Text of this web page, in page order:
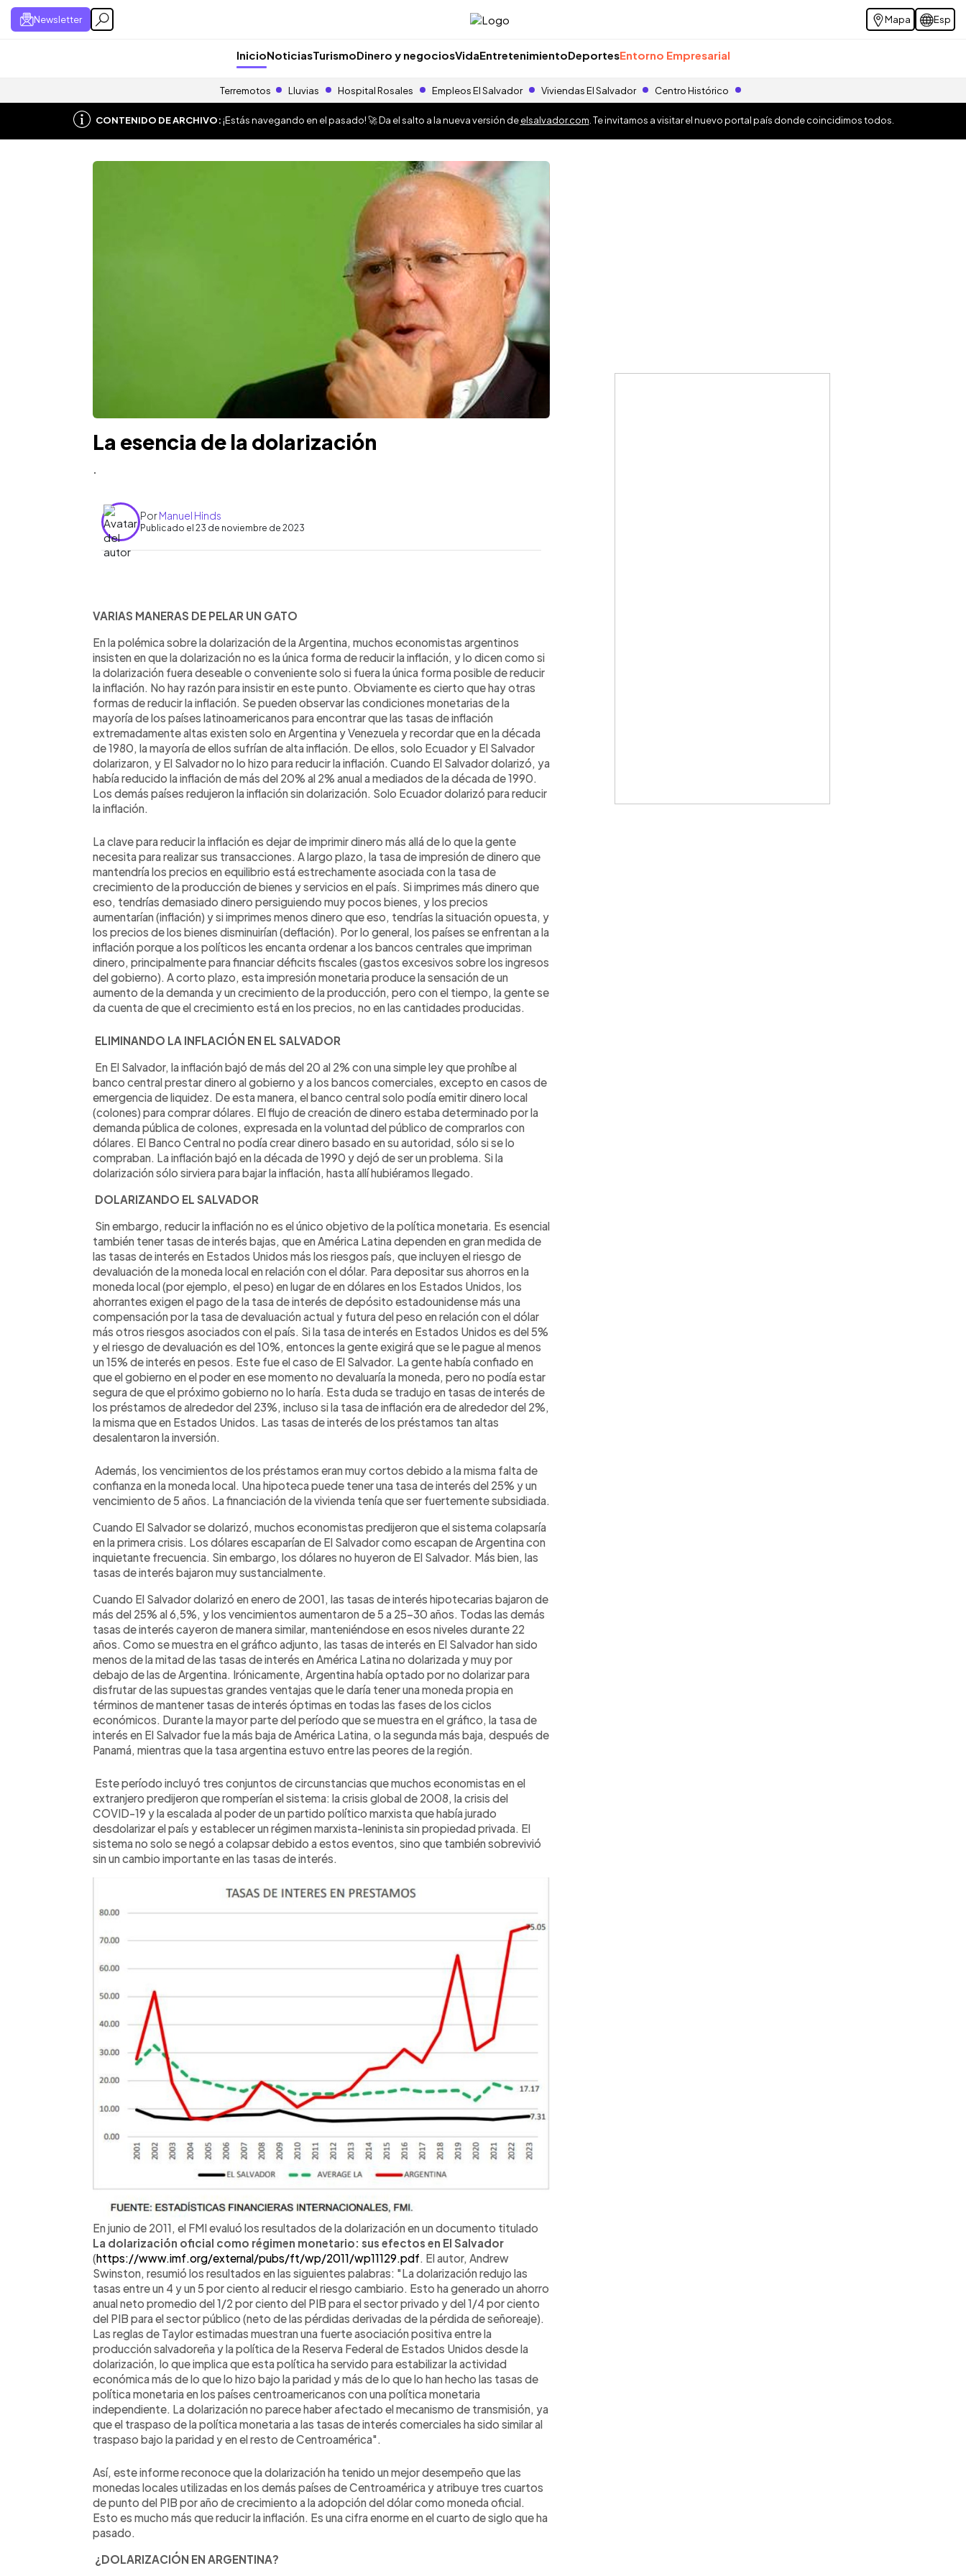
Newsletter Mapa Esp
InicioNoticiasTurismoDinero y negociosVidaEntretenimientoDeportesEntorno Empresarial
Terremotos Lluvias Hospital Rosales Empleos El Salvador Viviendas El Salvador Centro Histórico
CONTENIDO DE ARCHIVO:¡Estás navegando en el pasado! 🚀 Da el salto a la nueva versión deelsalvador.com . Te invitamos a visitar el nuevo portal país donde coincidimos todos.
La esencia de la dolarización
.
PorManuel Hinds
Publicado el 23 de noviembre de 2023
► Escuchar artículo
VARIAS MANERAS DE PELAR UN GATO
En la polémica sobre la dolarización de la Argentina, muchos economistas argentinos
insisten en que la dolarización no es la única forma de reducir la inflación, y lo dicen como si
la dolarización fuera deseable o conveniente solo si fuera la única forma posible de reducir
la inflación. No hay razón para insistir en este punto. Obviamente es cierto que hay otras
formas de reducir la inflación. Se pueden observar las condiciones monetarias de la
mayoría de los países latinoamericanos para encontrar que las tasas de inflación
extremadamente altas existen solo en Argentina y Venezuela y recordar que en la década
de 1980, la mayoría de ellos sufrían de alta inflación. De ellos, solo Ecuador y El Salvador
dolarizaron, y El Salvador no lo hizo para reducir la inflación. Cuando El Salvador dolarizó, ya
había reducido la inflación de más del 20% al 2% anual a mediados de la década de 1990.
Los demás países redujeron la inflación sin dolarización. Solo Ecuador dolarizó para reducir
la inflación.
La clave para reducir la inflación es dejar de imprimir dinero más allá de lo que la gente
necesita para realizar sus transacciones. A largo plazo, la tasa de impresión de dinero que
mantendría los precios en equilibrio está estrechamente asociada con la tasa de
crecimiento de la producción de bienes y servicios en el país. Si imprimes más dinero que
eso, tendrías demasiado dinero persiguiendo muy pocos bienes, y los precios
aumentarían (inflación) y si imprimes menos dinero que eso, tendrías la situación opuesta, y
los precios de los bienes disminuirían (deflación). Por lo general, los países se enfrentan a la
inflación porque a los políticos les encanta ordenar a los bancos centrales que impriman
dinero, principalmente para financiar déficits fiscales (gastos excesivos sobre los ingresos
del gobierno). A corto plazo, esta impresión monetaria produce la sensación de un
aumento de la demanda y un crecimiento de la producción, pero con el tiempo, la gente se
da cuenta de que el crecimiento está en los precios, no en las cantidades producidas.
ELIMINANDO LA INFLACIÓN EN EL SALVADOR
En El Salvador, la inflación bajó de más del 20 al 2% con una simple ley que prohíbe al
banco central prestar dinero al gobierno y a los bancos comerciales, excepto en casos de
emergencia de liquidez. De esta manera, el banco central solo podía emitir dinero local
(colones) para comprar dólares. El flujo de creación de dinero estaba determinado por la
demanda pública de colones, expresada en la voluntad del público de comprarlos con
dólares. El Banco Central no podía crear dinero basado en su autoridad, sólo si se lo
compraban. La inflación bajó en la década de 1990 y dejó de ser un problema. Si la
dolarización sólo sirviera para bajar la inflación, hasta allí hubiéramos llegado.
DOLARIZANDO EL SALVADOR
Sin embargo, reducir la inflación no es el único objetivo de la política monetaria. Es esencial
también tener tasas de interés bajas, que en América Latina dependen en gran medida de
las tasas de interés en Estados Unidos más los riesgos país, que incluyen el riesgo de
devaluación de la moneda local en relación con el dólar. Para depositar sus ahorros en la
moneda local (por ejemplo, el peso) en lugar de en dólares en los Estados Unidos, los
ahorrantes exigen el pago de la tasa de interés de depósito estadounidense más una
compensación por la tasa de devaluación actual y futura del peso en relación con el dólar
más otros riesgos asociados con el país. Si la tasa de interés en Estados Unidos es del 5%
y el riesgo de devaluación es del 10%, entonces la gente exigirá que se le pague al menos
un 15% de interés en pesos. Este fue el caso de El Salvador. La gente había confiado en
que el gobierno en el poder en ese momento no devaluaría la moneda, pero no podía estar
segura de que el próximo gobierno no lo haría. Esta duda se tradujo en tasas de interés de
los préstamos de alrededor del 23%, incluso si la tasa de inflación era de alrededor del 2%,
la misma que en Estados Unidos. Las tasas de interés de los préstamos tan altas
desalentaron la inversión.
Además, los vencimientos de los préstamos eran muy cortos debido a la misma falta de
confianza en la moneda local. Una hipoteca puede tener una tasa de interés del 25% y un
vencimiento de 5 años. La financiación de la vivienda tenía que ser fuertemente subsidiada.
Cuando El Salvador se dolarizó, muchos economistas predijeron que el sistema colapsaría
en la primera crisis. Los dólares escaparían de El Salvador como escapan de Argentina con
inquietante frecuencia. Sin embargo, los dólares no huyeron de El Salvador. Más bien, las
tasas de interés bajaron muy sustancialmente.
Cuando El Salvador dolarizó en enero de 2001, las tasas de interés hipotecarias bajaron de
más del 25% al 6,5%, y los vencimientos aumentaron de 5 a 25-30 años. Todas las demás
tasas de interés cayeron de manera similar, manteniéndose en esos niveles durante 22
años. Como se muestra en el gráfico adjunto, las tasas de interés en El Salvador han sido
menos de la mitad de las tasas de interés en América Latina no dolarizada y muy por
debajo de las de Argentina. Irónicamente, Argentina había optado por no dolarizar para
disfrutar de las supuestas grandes ventajas que le daría tener una moneda propia en
términos de mantener tasas de interés óptimas en todas las fases de los ciclos
económicos. Durante la mayor parte del período que se muestra en el gráfico, la tasa de
interés en El Salvador fue la más baja de América Latina, o la segunda más baja, después de
Panamá, mientras que la tasa argentina estuvo entre las peores de la región.
Este período incluyó tres conjuntos de circunstancias que muchos economistas en el
extranjero predijeron que romperían el sistema: la crisis global de 2008, la crisis del
COVID-19 y la escalada al poder de un partido político marxista que había jurado
desdolarizar el país y establecer un régimen marxista-leninista sin propiedad privada. El
sistema no solo se negó a colapsar debido a estos eventos, sino que también sobrevivió
sin un cambio importante en las tasas de interés.
En junio de 2011, el FMI evaluó los resultados de la dolarización en un documento titulado
La dolarización oficial como régimen monetario: sus efectos en El Salvador
(https://www.imf.org/external/pubs/ft/wp/2011/wp11129.pdf . El autor, Andrew
Swinston, resumió los resultados en las siguientes palabras: "La dolarización redujo las
tasas entre un 4 y un 5 por ciento al reducir el riesgo cambiario. Esto ha generado un ahorro
anual neto promedio del 1/2 por ciento del PIB para el sector privado y del 1/4 por ciento
del PIB para el sector público (neto de las pérdidas derivadas de la pérdida de señoreaje).
Las reglas de Taylor estimadas muestran una fuerte asociación positiva entre la
producción salvadoreña y la política de la Reserva Federal de Estados Unidos desde la
dolarización, lo que implica que esta política ha servido para estabilizar la actividad
económica más de lo que lo hizo bajo la paridad y más de lo que lo han hecho las tasas de
política monetaria en los países centroamericanos con una política monetaria
independiente. La dolarización no parece haber afectado el mecanismo de transmisión, ya
que el traspaso de la política monetaria a las tasas de interés comerciales ha sido similar al
traspaso bajo la paridad y en el resto de Centroamérica".
Así, este informe reconoce que la dolarización ha tenido un mejor desempeño que las
monedas locales utilizadas en los demás países de Centroamérica y atribuye tres cuartos
de punto del PIB por año de crecimiento a la adopción del dólar como moneda oficial.
Esto es mucho más que reducir la inflación. Es una cifra enorme en el cuarto de siglo que ha
pasado.
¿DOLARIZACIÓN EN ARGENTINA?